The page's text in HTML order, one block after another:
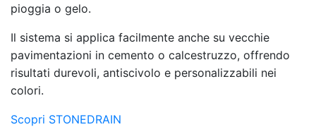
pioggia o gelo.
Il sistema si applica facilmente anche su vecchie
pavimentazioni in cemento o calcestruzzo, offrendo
risultati durevoli, antiscivolo e personalizzabili nei
colori.
Scopri STONEDRAIN